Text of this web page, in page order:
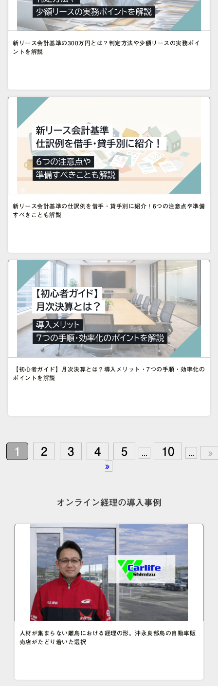
新リース会計基準の300万円とは？判定方法や少額リースの実務ポイ
ントを解説
新リース会計基準の仕訳例を借手・貸手別に紹介！6つの注意点や準備
すべきことも解説
【初心者ガイド】月次決算とは？導入メリット・7つの手順・効率化の
ポイントを解説
1 2 3 4 5 10
»
»
オンライン経理の導入事例
人材が集まらない離島における経理の形。沖永良部島の自動車販
売店がたどり着いた選択